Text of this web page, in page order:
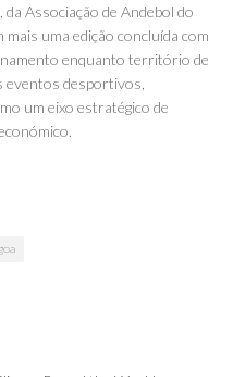
Associação de Andebol do
mais uma edição concluída com
enquanto território de
eventos desportivos,
um eixo estratégico de